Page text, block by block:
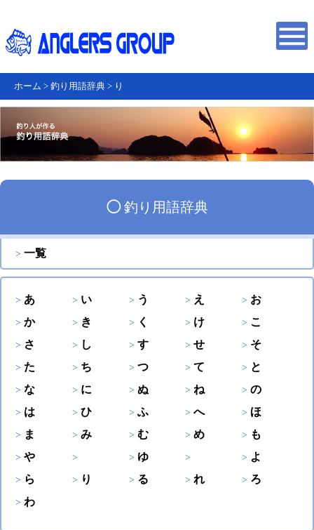
ホーム > 釣り用語辞典 > り
◯釣り用語辞典
一覧
あ い う え
お
か
き く け
こ
さ
し す せ
そ
た
ち つ て
と
な
に ぬ ね
の
は
ひ ふ へ
ほ
ま
み む め
も
や
ゆ
よ
ら
り る れ
ろ
わ